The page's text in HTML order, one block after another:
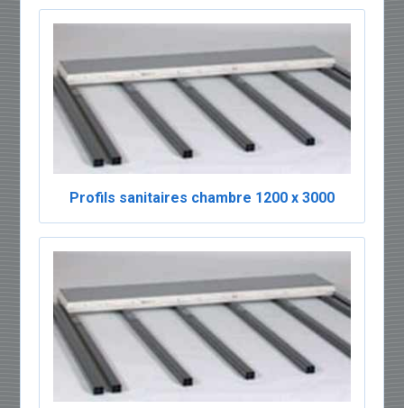
Profils sanitaires chambre 1200 x 3000